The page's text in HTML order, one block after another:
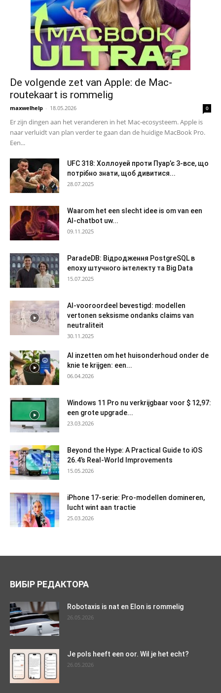
De volgende zet van Apple: de Mac-
routekaart is rommelig
maxwelhelp - 18.05.2026 0
Er zijn dingen aan het veranderen in het Mac-ecosysteem. Apple is
naar verluidt van plan verder te gaan dan de huidige MacBook Pro.
Een...
UFC 318: Холлоуей проти Пуар’є 3-все, що
потрібно знати, щоб дивитися...
28.07.2025
Waarom het een slecht idee is om van een
AI-chatbot uw...
09.11.2025
ParadeDB: Відродження PostgreSQL в
епоху штучного інтелекту та Big Data
15.07.2025
AI-vooroordeel bevestigd: modellen
vertonen seksisme ondanks claims van
neutraliteit
30.11.2025
AI inzetten om het huisonderhoud onder de
knie te krijgen: een...
06.04.2026
Windows 11 Pro nu verkrijgbaar voor $ 12,97:
een grote upgrade...
23.03.2026
Beyond the Hype: A Practical Guide to iOS
26.4’s Real-World Improvements
15.05.2026
iPhone 17-serie: Pro-modellen domineren,
lucht wint aan tractie
25.03.2026
ВИБІР РЕДАКТОРА
Robotaxis is nat en Elon is rommelig
26.05.2026
Je pols heeft een oor. Wil je het echt?
26.05.2026